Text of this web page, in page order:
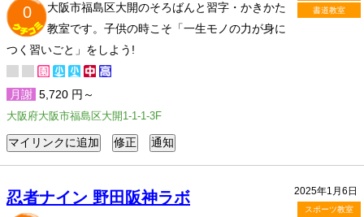
書道教室
0
大阪市福島区大開のそろばんと習字・かきかた
教室です。子供の時こそ「一生モノの力が身に
つく習いごと」をしよう!
月謝 5,720 円～
大阪府大阪市福島区大開1-1-1-3F
2025年1月6日
スポーツ教室
忍者ナイン 野田阪神ラボ